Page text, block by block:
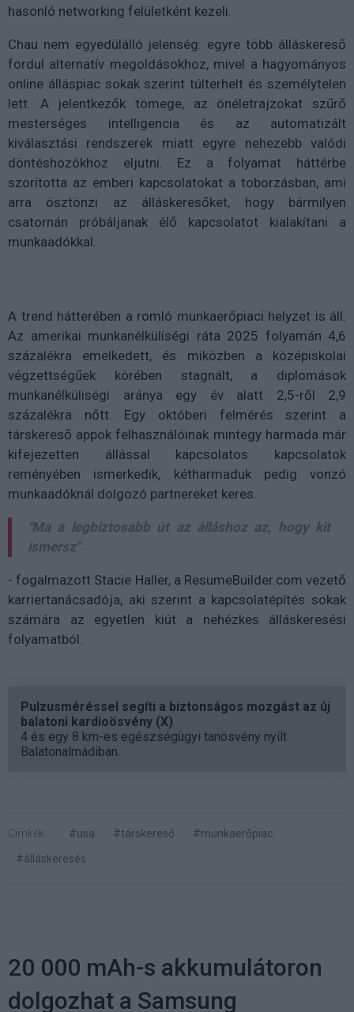
hasonló networking felületként kezeli.
Chau nem egyedülálló jelenség: egyre több álláskereső
fordul alternatív megoldásokhoz, mivel a hagyományos
online álláspiac sokak szerint túlterhelt és személytelen
lett. A jelentkezők tömege, az önéletrajzokat szűrő
mesterséges intelligencia és az automatizált
kiválasztási rendszerek miatt egyre nehezebb valódi
döntéshozókhoz eljutni. Ez a folyamat háttérbe
szorította az emberi kapcsolatokat a toborzásban, ami
arra ösztönzi az álláskeresőket, hogy bármilyen
csatornán próbáljanak élő kapcsolatot kialakítani a
munkaadókkal.
A trend hátterében a romló munkaerőpiaci helyzet is áll.
Az amerikai munkanélküliségi ráta 2025 folyamán 4,6
százalékra emelkedett, és miközben a középiskolai
végzettségűek körében stagnált, a diplomások
munkanélküliségi aránya egy év alatt 2,5-ről 2,9
százalékra nőtt. Egy októberi felmérés szerint a
társkereső appok felhasználóinak mintegy harmada már
kifejezetten állással kapcsolatos kapcsolatok
reményében ismerkedik, kétharmaduk pedig vonzó
munkaadóknál dolgozó partnereket keres.
"Ma a legbiztosabb út az álláshoz az, hogy kit
ismersz"
- fogalmazott Stacie Haller, a ResumeBuilder.com vezető
karriertanácsadója, aki szerint a kapcsolatépítés sokak
számára az egyetlen kiút a nehézkes álláskeresési
folyamatból.
Pulzusméréssel segíti a biztonságos mozgást az új
balatoni kardioösvény (X)
4 és egy 8 km-es egészségügyi tanösvény nyílt
Balatonalmádiban.
Címkék: #usa #társkereső
#munkaerőpiac
#álláskeresés
20 000 mAh-s akkumulátoron
dolgozhat a Samsung